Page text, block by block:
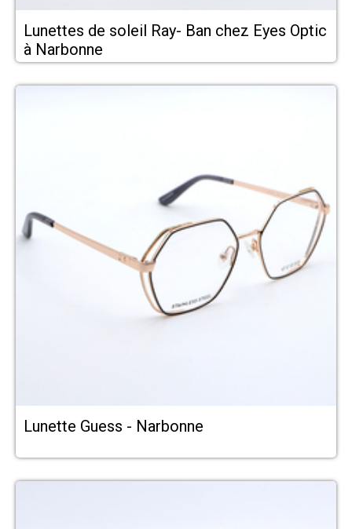
Lunettes de soleil Ray- Ban chez Eyes Optic
à Narbonne
Lunette Guess - Narbonne